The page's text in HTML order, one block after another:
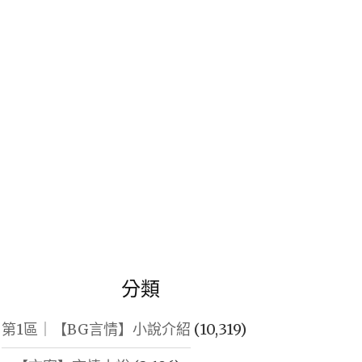
分類
第1區｜【BG言情】小說介紹 (10,319)